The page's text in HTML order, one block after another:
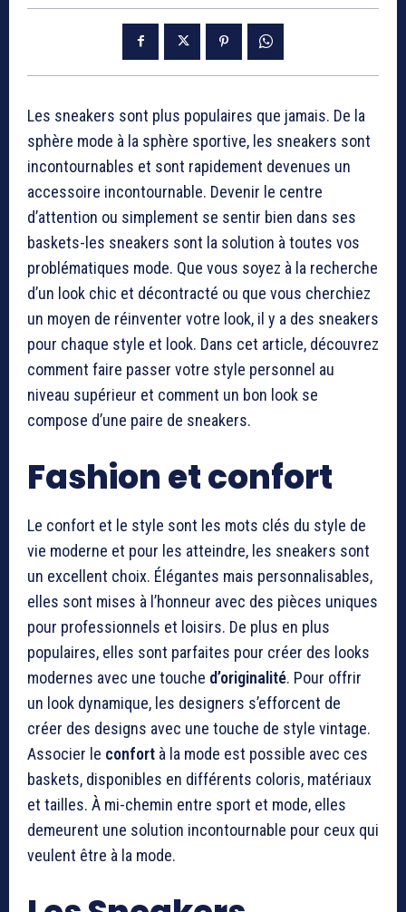
Les sneakers sont plus populaires que jamais. De la
sphère mode à la sphère sportive, les sneakers sont
incontournables et sont rapidement devenues un
accessoire incontournable. Devenir le centre
d’attention ou simplement se sentir bien dans ses
baskets-les sneakers sont la solution à toutes vos
problématiques mode. Que vous soyez à la recherche
d’un look chic et décontracté ou que vous cherchiez
un moyen de réinventer votre look, il y a des sneakers
pour chaque style et look. Dans cet article, découvrez
comment faire passer votre style personnel au
niveau supérieur et comment un bon look se
compose d’une paire de sneakers.
Fashion et confort
Le confort et le style sont les mots clés du style de
vie moderne et pour les atteindre, les sneakers sont
un excellent choix. Élégantes mais personnalisables,
elles sont mises à l’honneur avec des pièces uniques
pour professionnels et loisirs. De plus en plus
populaires, elles sont parfaites pour créer des looks
modernes avec une touche d’originalité. Pour offrir
un look dynamique, les designers s’efforcent de
créer des designs avec une touche de style vintage.
Associer le confort à la mode est possible avec ces
baskets, disponibles en différents coloris, matériaux
et tailles. À mi-chemin entre sport et mode, elles
demeurent une solution incontournable pour ceux qui
veulent être à la mode.